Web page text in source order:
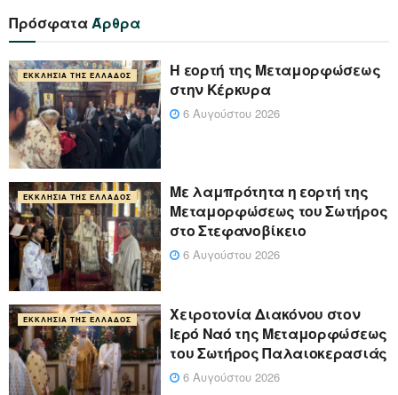
ΠρόσφαταΆρθρα
ΕΚΚΛΗΣΊΑ ΤΗΣ ΕΛΛΆΔΟΣ
Η εορτή της Μεταμορφώσεως
στην Κέρκυρα
6 Αυγούστου 2026
ΕΚΚΛΗΣΊΑ ΤΗΣ ΕΛΛΆΔΟΣ
Με λαμπρότητα η εορτή της
Μεταμορφώσεως του Σωτήρος
στο Στεφανοβίκειο
6 Αυγούστου 2026
ΕΚΚΛΗΣΊΑ ΤΗΣ ΕΛΛΆΔΟΣ
Χειροτονία Διακόνου στον
Ιερό Ναό της Μεταμορφώσεως
του Σωτήρος Παλαιοκερασιάς
6 Αυγούστου 2026